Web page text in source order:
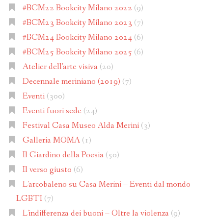
#BCM22 Bookcity Milano 2022 (9)
#BCM23 Bookcity Milano 2023 (7)
#BCM24 Bookcity Milano 2024(6)
#BCM25 Bookcity Milano 2025 (6)
Atelier dell'arte visiva (20)
Decennale meriniano (2019) (7)
Eventi(300)
Eventi fuori sede (24)
Festival Casa Museo Alda Merini(3)
Galleria MOMA(1)
Il Giardino della Poesia (50)
Il verso giusto (6)
L'arcobaleno su Casa Merini – Eventi dal mondo
LGBTI(7)
L'indifferenza dei buoni – Oltre la violenza (9)